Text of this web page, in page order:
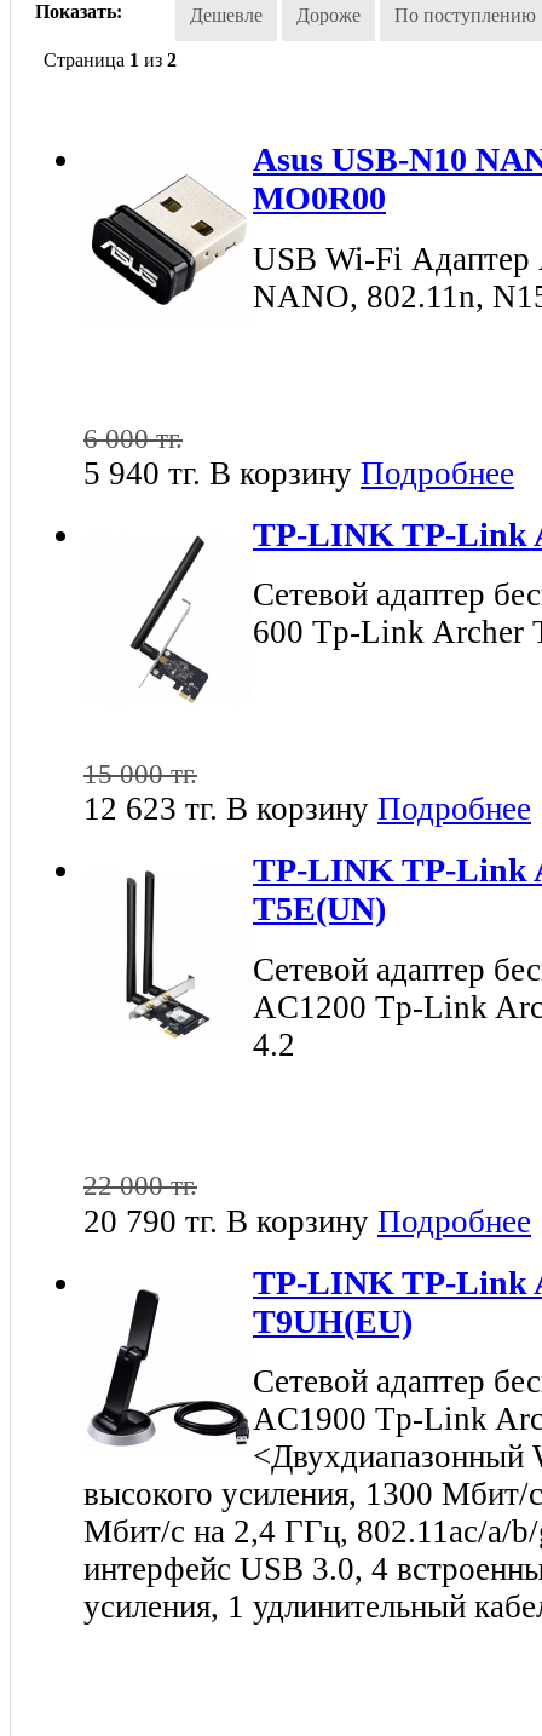
Показать: Дешевле Дороже По поступлению
Страница 1 из 2
Asus USB-N10
MO0R00
USB Wi-Fi Адаптер
NANO, 802.11n,
6 000 тг.
5 940 тг. В корзину Подробнее
TP-LINK TP-Link
Сетевой адаптер
600 Tp-Link Archer
15 000 тг.
12 623 тг. В корзину Подробнее
TP-LINK TP-Link
T5E(UN)
Сетевой адаптер
AC1200 Tp-Link
4.2
22 000 тг.
20 790 тг. В корзину Подробнее
TP-LINK TP-Link
T9UH(EU)
Сетевой адаптер
AC1900 Tp-Link
<Двухдиапазонный
высокого усиления, 1300 Мбит/
Мбит/с на 2,4 ГГц, 802.11ac/a/
интерфейс USB 3.0, 4
усиления, 1 удлинительный